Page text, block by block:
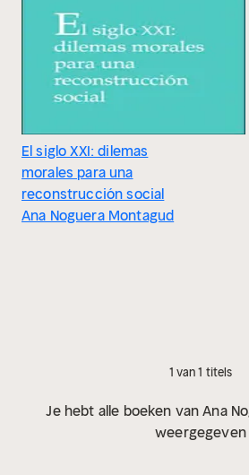
El siglo XXI: dilemas
morales para una
reconstrucción social
Ana Noguera Montagud
1 van 1 titels
Je hebt alle boeken van Ana
weergegeven